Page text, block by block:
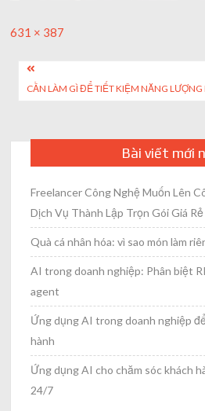
Full
631 × 387
Post
navigation
CẦN LÀM GÌ ĐỂ TIẾT KIỆM NĂNG LƯỢNG
Bài viết mới
Freelancer Công Nghệ Muốn Lên
Dịch Vụ Thành Lập Trọn Gói Giá
Quà cá nhân hóa: vì sao món làm
AI trong doanh nghiệp: Phân biệt
agent
Ứng dụng AI trong doanh nghiệp
hành
Ứng dụng AI cho chăm sóc khách
24/7